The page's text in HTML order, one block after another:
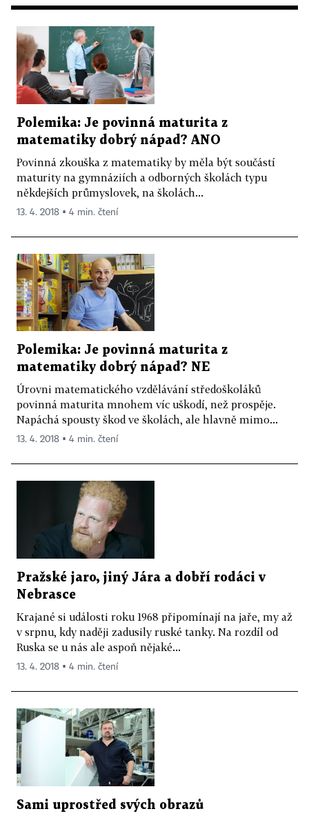
Polemika: Je povinná maturita z
matematiky dobrý nápad? ANO
Povinná zkouška z matematiky by měla být součástí
maturity na gymnáziích a odborných školách typu
někdejších průmyslovek, na školách...
13. 4. 2018 ▪ 4 min. čtení
Polemika: Je povinná maturita z
matematiky dobrý nápad? NE
Úrovni matematického vzdělávání středoškoláků
povinná maturita mnohem víc uškodí, než prospěje.
Napáchá spousty škod ve školách, ale hlavně mimo...
13. 4. 2018 ▪ 4 min. čtení
Pražské jaro, jiný Jára a dobří rodáci v
Nebrasce
Krajané si události roku 1968 připomínají na jaře, my až
v srpnu, kdy naději zadusily ruské tanky. Na rozdíl od
Ruska se u nás ale aspoň nějaké...
13. 4. 2018 ▪ 4 min. čtení
Sami uprostřed svých obrazů